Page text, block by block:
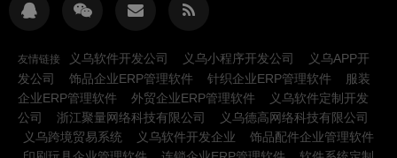
友情链接 义乌软件开发公司 义乌小程序开发公司
义乌APP开
发公司
饰品企业ERP管理软件 针织企业ERP管理软件
服装
企业ERP管理软件
外贸企业ERP管理软件
义乌软件定制开发
公司
浙江聚量网络科技有限公司
义乌德高网络科技有限公司
义乌跨境贸易系统
义乌软件开发企业
饰品配件企业管理软件